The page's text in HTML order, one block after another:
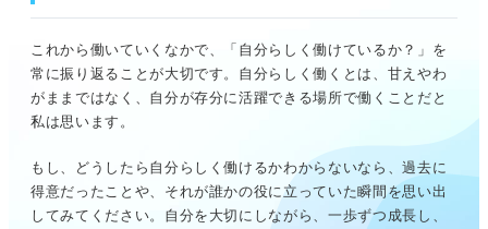
これから働いていくなかで、「自分らしく働けているか？」を
常に振り返ることが大切です。自分らしく働くとは、甘えやわ
がままではなく、自分が存分に活躍できる場所で働くことだと
私は思います。
もし、どうしたら自分らしく働けるかわからないなら、過去に
得意だったことや、それが誰かの役に立っていた瞬間を思い出
してみてください。自分を大切にしながら、一歩ずつ成長し、